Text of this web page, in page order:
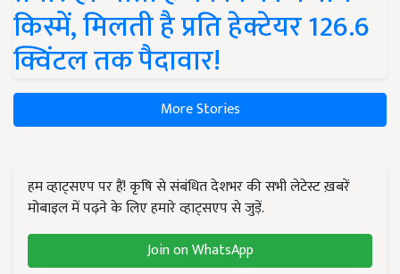
किस्में, मिलती है प्रति हेक्टेयर 126.6
क्विंटल तक पैदावार!
More Stories
हम व्हाट्सएप पर हैं! कृषि से संबंधित देशभर की सभी लेटेस्ट ख़बरें
मोबाइल में पढ़ने के लिए हमारे व्हाट्सएप से जुड़ें.
Join on WhatsApp